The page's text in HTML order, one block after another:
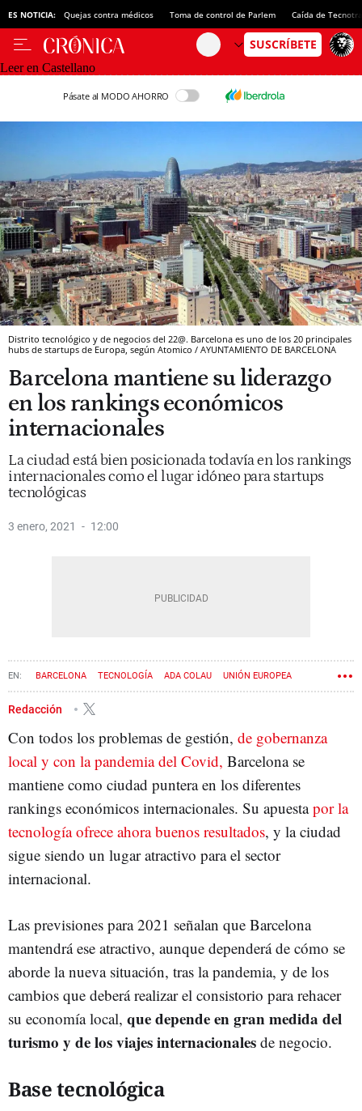
ES NOTICIA: Quejas contra médicos Toma de control de Parlem Caída de
Leer en Castellano
Pásate al MODO AHORRO
Distrito tecnológico y de negocios del 22@. Barcelona es uno de los 20 principales
hubs de startups de Europa, según Atomico / AYUNTAMIENTO DE BARCELONA
Barcelona mantiene su liderazgo
en los rankings económicos
internacionales
La ciudad está bien posicionada todavía en los rankings
internacionales como el lugar idóneo para startups
tecnológicas
3 enero, 2021 12:00
BARCELONA TECNOLOGÍA ADA COLAU UNIÓN EUROPEA
STARTUP MOBILE WORLD CAPITAL
Redacción
Con todos los problemas de gestión, de gobernanza
local y con la pandemia del Covid, Barcelona se
mantiene como ciudad puntera en los diferentes
rankings económicos internacionales. Su apuestapor la
tecnología ofrece ahora buenos resultados, y la ciudad
sigue siendo un lugar atractivo para el sector
internacional.
Las previsiones para 2021 señalan que Barcelona
mantendrá ese atractivo, aunque dependerá de cómo se
aborde la nueva situación, tras la pandemia, y de los
cambios que deberá realizar el consistorio para rehacer
su economía local, que depende en gran medida del
turismo y de los viajes internacionales de negocio.
Base tecnológica